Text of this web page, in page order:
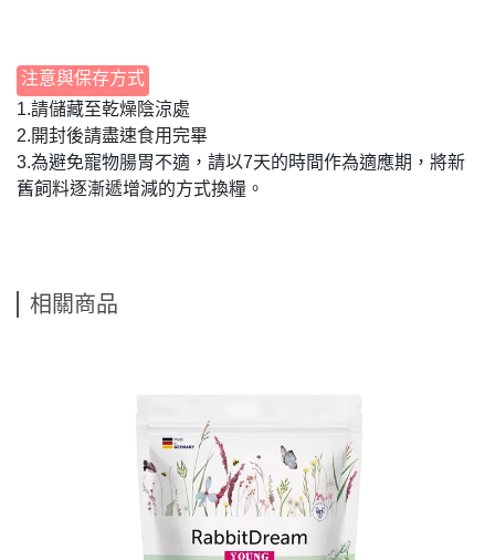
注意與保存方式
1.請儲藏至乾燥陰涼處
2.開封後請盡速食用完畢
3.為避免寵物腸胃不適，請以7天的時間作為適應期，將新
舊飼料逐漸遞增減的方式換糧。
相關商品